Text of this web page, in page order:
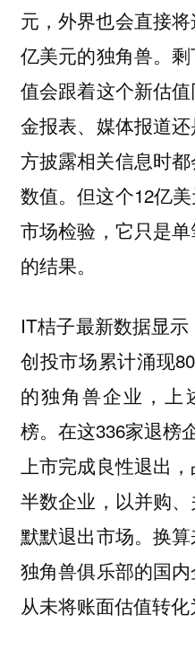
元，外界也会直接
亿美元的独角兽。
值会跟着这个新估
金报表、媒体报道
方披露相关信息时
数值。但这个12亿
市场检验，它只是
的结果。
IT桔子最新数据显
创投市场累计涌现
的独角兽企业， 上
榜。在这336家退榜
上市完成良性退出
半数企业，以并购
默默退出市场。换
独角兽俱乐部的国
从未将账面估值转化